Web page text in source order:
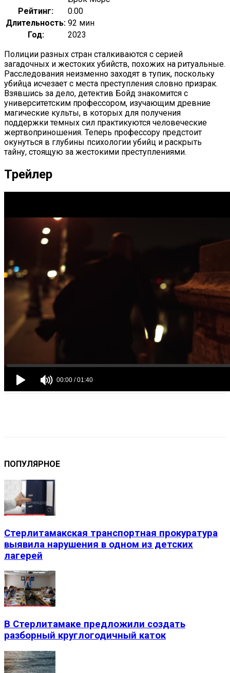
Рейтинг:
0.00
Длительность: 92 мин
Год:
2023
Полиции разных стран сталкиваются с серией
загадочных и жестоких убийств, похожих на ритуальные.
Расследования неизменно заходят в тупик, поскольку
убийца исчезает с места преступления словно призрак.
Взявшись за дело, детектив Бойд знакомится с
университетским профессором, изучающим древние
магические культы, в которых для получения
поддержки темных сил практикуются человеческие
жертвоприношения. Теперь профессору предстоит
окунуться в глубины психологии убийц и раскрыть
тайну, стоящую за жестокими преступлениями.
Трейлер
ПОПУЛЯРНОЕ
Стерлитамакская транспортная прокуратура
выявила нарушения в одном из детских
лагерей
В Стерлитамаке предложили создать
разборный круглогодичный каток